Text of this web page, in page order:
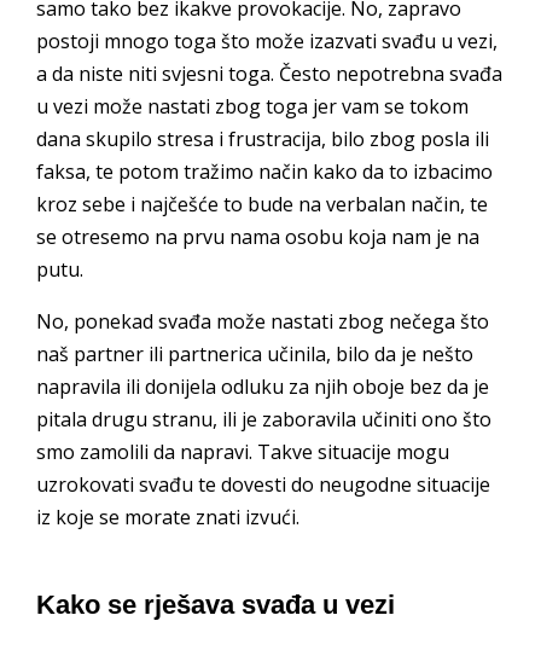
samo tako bez ikakve provokacije. No, zapravo
postoji mnogo toga što može izazvati svađu u vezi,
a da niste niti svjesni toga. Često nepotrebna svađa
u vezi može nastati zbog toga jer vam se tokom
dana skupilo stresa i frustracija, bilo zbog posla ili
faksa, te potom tražimo način kako da to izbacimo
kroz sebe i najčešće to bude na verbalan način, te
se otresemo na prvu nama osobu koja nam je na
putu.
No, ponekad svađa može nastati zbog nečega što
naš partner ili partnerica učinila, bilo da je nešto
napravila ili donijela odluku za njih oboje bez da je
pitala drugu stranu, ili je zaboravila učiniti ono što
smo zamolili da napravi. Takve situacije mogu
uzrokovati svađu te dovesti do neugodne situacije
iz koje se morate znati izvući.
Kako se rješava svađa u vezi